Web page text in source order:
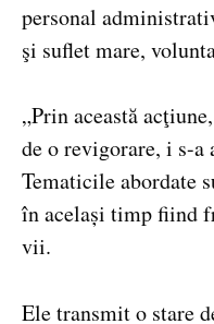
personal
şi suflet mare,
„Prin această
de o revigorare, i s-a
Tematicile abordate
în același timp fiind
vii.
Ele transmit o stare